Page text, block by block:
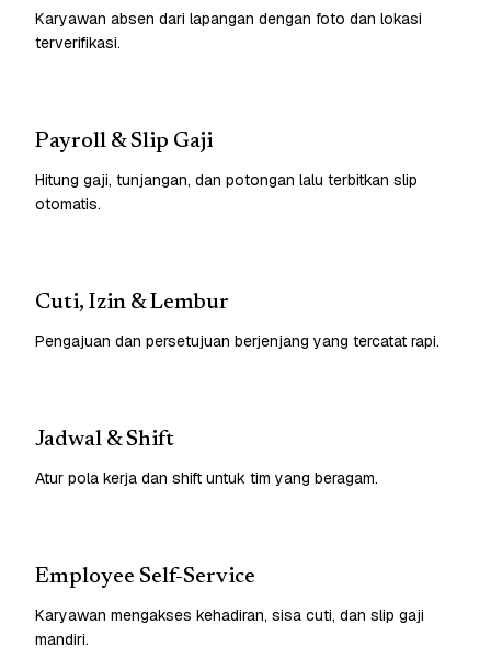
Karyawan absen dari lapangan dengan foto dan lokasi
terverifikasi.
Payroll & Slip Gaji
Hitung gaji, tunjangan, dan potongan lalu terbitkan slip
otomatis.
Cuti, Izin & Lembur
Pengajuan dan persetujuan berjenjang yang tercatat rapi.
Jadwal & Shift
Atur pola kerja dan shift untuk tim yang beragam.
Employee Self-Service
Karyawan mengakses kehadiran, sisa cuti, dan slip gaji
mandiri.